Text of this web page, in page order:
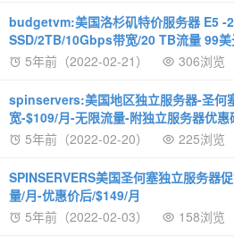
budgetvm:美国洛杉矶特价服务器 E5 -
SSD/2TB/10Gbps带宽/20 TB流量 99美
5年前（2022-02-21）
306浏览
spinservers:美国地区独立服务器-圣何
宽-$109/月-无限流量-附独立服务器优惠
5年前（2022-02-20）
225浏览
SPINSERVERS美国圣何塞独立服务器
量/月-优惠价后/$149/月
5年前（2022-02-03）
158浏览